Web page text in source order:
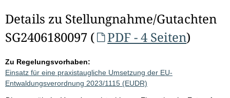
Details zu Stellungnahme/Gutachten
SG2406180097 (
PDF - 4 Seiten)
Zu Regelungsvorhaben:
Einsatz für eine praxistaugliche Umsetzung der EU-
Entwaldungsverordnung 2023/1115 (EUDR)